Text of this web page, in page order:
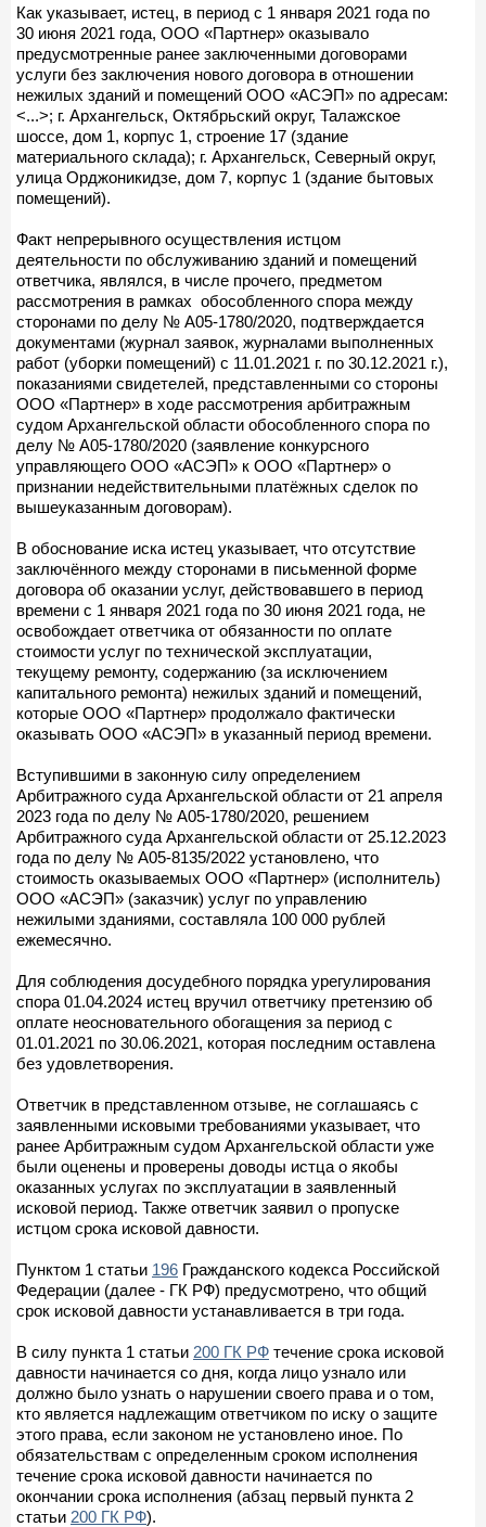
Как указывает, истец, в период с 1 января 2021 года по
30 июня 2021 года, ООО «Партнер» оказывало
предусмотренные ранее заключенными договорами
услуги без заключения нового договора в отношении
нежилых зданий и помещений ООО «АСЭП» по адресам:
<...>; г. Архангельск, Октябрьский округ, Талажское
шоссе, дом 1, корпус 1, строение 17 (здание
материального склада); г. Архангельск, Северный округ,
улица Орджоникидзе, дом 7, корпус 1 (здание бытовых
помещений).
Факт непрерывного осуществления истцом
деятельности по обслуживанию зданий и помещений
ответчика, являлся, в числе прочего, предметом
рассмотрения в рамках обособленного спора между
сторонами по делу № А05-1780/2020, подтверждается
документами (журнал заявок, журналами выполненных
работ (уборки помещений) с 11.01.2021 г. по 30.12.2021 г.),
показаниями свидетелей, представленными со стороны
ООО «Партнер» в ходе рассмотрения арбитражным
судом Архангельской области обособленного спора по
делу № А05-1780/2020 (заявление конкурсного
управляющего ООО «АСЭП» к ООО «Партнер» о
признании недействительными платёжных сделок по
вышеуказанным договорам).
В обоснование иска истец указывает, что отсутствие
заключённого между сторонами в письменной форме
договора об оказании услуг, действовавшего в период
времени с 1 января 2021 года по 30 июня 2021 года, не
освобождает ответчика от обязанности по оплате
стоимости услуг по технической эксплуатации,
текущему ремонту, содержанию (за исключением
капитального ремонта) нежилых зданий и помещений,
которые ООО «Партнер» продолжало фактически
оказывать ООО «АСЭП» в указанный период времени.
Вступившими в законную силу определением
Арбитражного суда Архангельской области от 21 апреля
2023 года по делу № А05-1780/2020, решением
Арбитражного суда Архангельской области от 25.12.2023
года по делу № А05-8135/2022 установлено, что
стоимость оказываемых ООО «Партнер» (исполнитель)
ООО «АСЭП» (заказчик) услуг по управлению
нежилыми зданиями, составляла 100 000 рублей
ежемесячно.
Для соблюдения досудебного порядка урегулирования
спора 01.04.2024 истец вручил ответчику претензию об
оплате неосновательного обогащения за период с
01.01.2021 по 30.06.2021, которая последним оставлена
без удовлетворения.
Ответчик в представленном отзыве, не соглашаясь с
заявленными исковыми требованиями указывает, что
ранее Арбитражным судом Архангельской области уже
были оценены и проверены доводы истца о якобы
оказанных услугах по эксплуатации в заявленный
исковой период. Также ответчик заявил о пропуске
истцом срока исковой давности.
Пунктом 1 статьи 196 Гражданского кодекса Российской
Федерации (далее - ГК РФ) предусмотрено, что общий
срок исковой давности устанавливается в три года.
В силу пункта 1 статьи 200 ГК РФ течение срока исковой
давности начинается со дня, когда лицо узнало или
должно было узнать о нарушении своего права и о том,
кто является надлежащим ответчиком по иску о защите
этого права, если законом не установлено иное. По
обязательствам с определенным сроком исполнения
течение срока исковой давности начинается по
окончании срока исполнения (абзац первый пункта 2
статьи 200 ГК РФ).